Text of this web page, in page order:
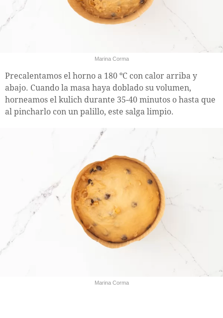
Marina Corma
Precalentamos el horno a 180 ºC con calor arriba y
abajo. Cuando la masa haya doblado su volumen,
horneamos el kulich durante 35-40 minutos o hasta que
al pincharlo con un palillo, este salga limpio.
Marina Corma